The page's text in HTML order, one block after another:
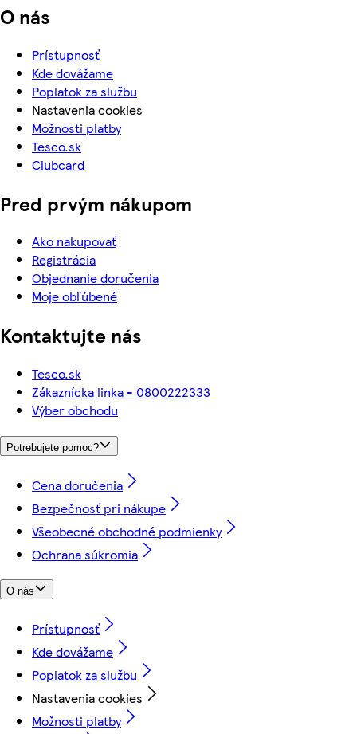
O nás
Prístupnosť
Kde dovážame
Poplatok za službu
Nastavenia cookies
Možnosti platby
Tesco.sk
Clubcard
Pred prvým nákupom
Ako nakupovať
Registrácia
Objednanie doručenia
Moje obľúbené
Kontaktujte nás
Tesco.sk
Zákaznícka linka - 0800222333
Výber obchodu
Potrebujete pomoc?
Cena doručenia
Bezpečnosť pri nákupe
Všeobecné obchodné podmienky
Ochrana súkromia
O nás
Prístupnosť
Kde dovážame
Poplatok za službu
Nastavenia cookies
Možnosti platby